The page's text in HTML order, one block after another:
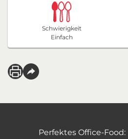
Schwierigkeit
Einfach
Perfektes Office-